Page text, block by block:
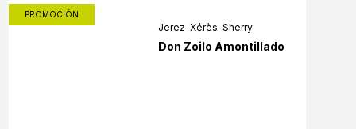
PROMOCIÓN
Jerez-Xérès-Sherry
Don Zoilo Amontillado